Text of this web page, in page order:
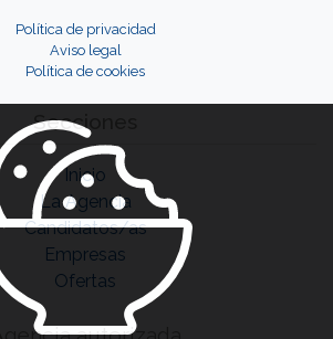
Política de privacidad
Aviso legal
Política de cookies
Secciones
Inicio
La Agencia
Candidatos/as
Empresas
Ofertas